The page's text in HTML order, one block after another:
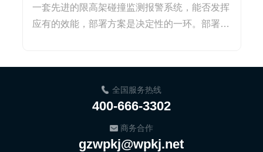
一套先进的限高架碰撞监测报警系统，能否发挥
应有的效能，部署方案是决定性的一环。部署不
全国服务热线
400-666-3302
商务合作
gzwpkj@wpkj.net